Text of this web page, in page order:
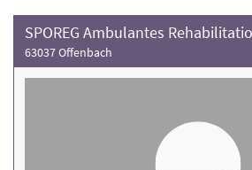
63037 Offenbach